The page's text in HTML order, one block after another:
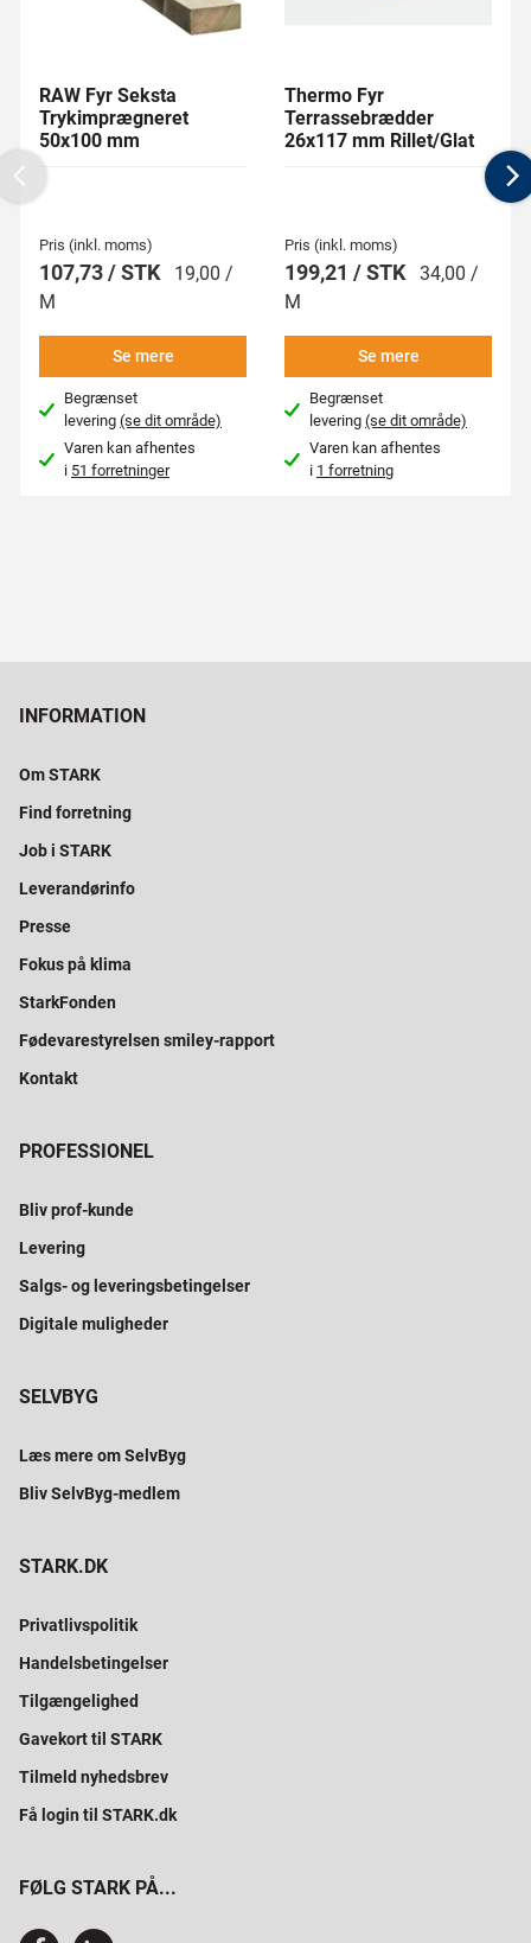
RAW Fyr Seksta
Trykimprægneret
50x100 mm
Pris (inkl. moms)
107,73 / STK
19,00 /
M
Se mere
Begrænset
levering(se dit område)
Varen kan afhentes
i 51 forretninger
Thermo Fyr
Terrassebrædder
26x117 mm Rillet/Glat
Pris (inkl. moms)
199,21 / STK 34,00 /
M
Se mere
Begrænset
levering(se dit område)
Varen kan afhentes
i 1 forretning
Previous
INFORMATION
Om STARK
Find forretning
Job i STARK
Leverandørinfo
Presse
Fokus på klima
StarkFonden
Fødevarestyrelsen smiley-rapport
Kontakt
PROFESSIONEL
Bliv prof-kunde
Levering
Salgs- og leveringsbetingelser
Digitale muligheder
SELVBYG
Læs mere om SelvByg
Bliv SelvByg-medlem
STARK.DK
Privatlivspolitik
Handelsbetingelser
Tilgængelighed
Gavekort til STARK
Tilmeld nyhedsbrev
Få login til STARK.dk
FØLG STARK PÅ...